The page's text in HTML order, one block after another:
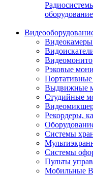
оборудование
Рэковые
Выдвижные
Студийные
Рекордеры,
Системы
Системы
Пульты
Мобильные